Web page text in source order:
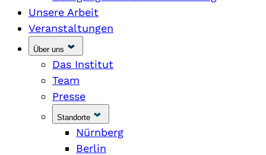
Unsere Arbeit
Veranstaltungen
Über uns
Das Institut
Team
Presse
Standorte
Nürnberg
Berlin